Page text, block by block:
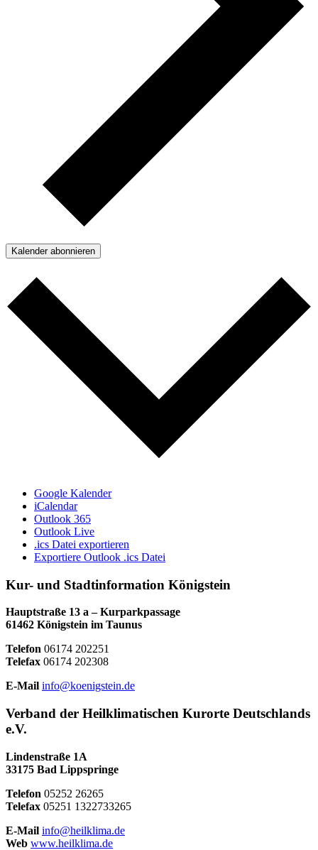
Kalender abonnieren
Google Kalender
iCalendar
Outlook 365
Outlook Live
.ics Datei exportieren
Exportiere Outlook .ics Datei
Kur- und Stadtinformation Königstein
Hauptstraße 13 a – Kurparkpassage
61462 Königstein im Taunus
Telefon 06174 202251
Telefax 06174 202308
E-Mail info@koenigstein.de
Verband der Heilklimatischen Kurorte Deutschlands
e.V.
Lindenstraße 1A
33175 Bad Lippspringe
Telefon 05252 26265
Telefax 05251 1322733265
E-Mail info@heilklima.de
Web www.heilklima.de